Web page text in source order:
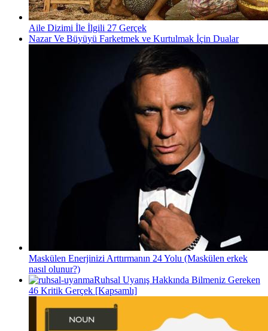
Aile Dizimi İle İlgili 27 Gerçek
Nazar Ve Büyüyü Farketmek ve Kurtulmak İçin Dualar
Maskülen Enerjinizi Arttırmanın 24 Yolu (Maskülen erkek
nasıl olunur?)
Ruhsal Uyanış Hakkında Bilmeniz Gereken
46 Kritik Gerçek [Kapsamlı]